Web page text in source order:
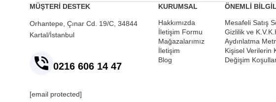
MÜŞTERİ DESTEK
Orhantepe, Çınar Cd. 19/C, 34844
Kartal/İstanbul
0216 606 14 47
[email protected]
KURUMSAL
Hakkımızda
İletişim Formu
Mağazalarımız
İletişim
Blog
ÖNEMLİ
Mesafeli Satış
Gizlilik ve
Aydınlatma
Kişisel Verilerin
Değişim